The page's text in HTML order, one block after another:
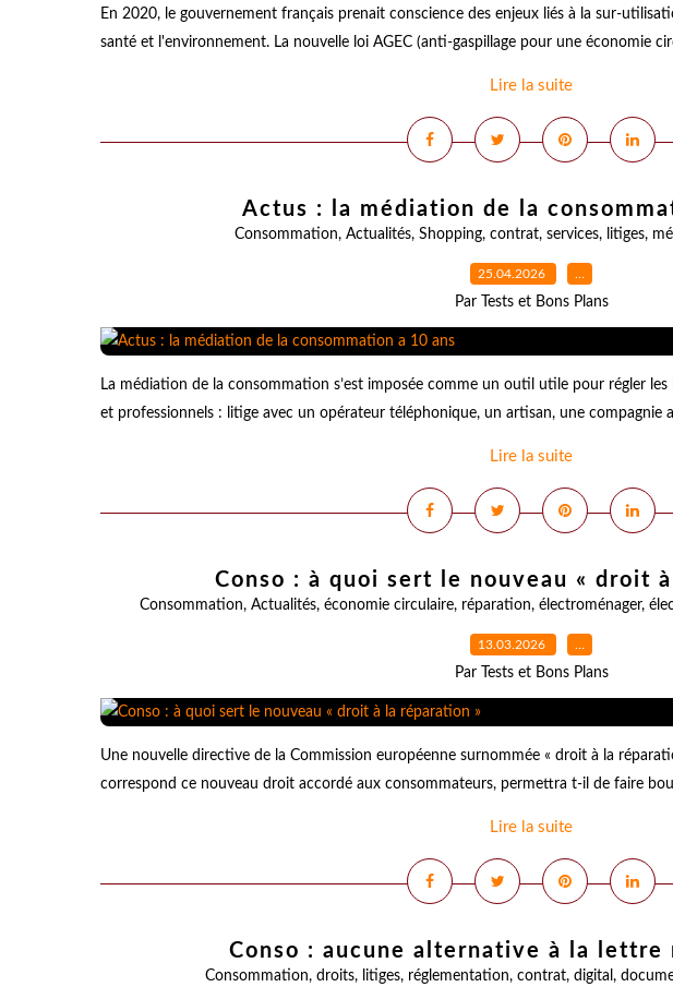
En 2020, le gouvernement français prenait conscience des enjeux liés à la sur-
santé et l'environnement. La nouvelle loi AGEC (anti-gaspillage pour une économie
Lire la suite
Actus : la médiation de la
Consommation, Actualités, Shopping, contrat, services, litiges,
25.04.2026 …
Par Tests et Bons Plans
La médiation de la consommation s’est imposée comme un outil utile pour régler
et professionnels : litige avec un opérateur téléphonique, un artisan, une compagnie
Lire la suite
Conso : à quoi sert le nouveau « droit
Consommation, Actualités, économie circulaire, réparation, électroménager,
13.03.2026 …
Par Tests et Bons Plans
Une nouvelle directive de la Commission européenne surnommée « droit à la
correspond ce nouveau droit accordé aux consommateurs, permettra t-il de faire
Lire la suite
Conso : aucune alternative à la lettre
Consommation, droits, litiges, réglementation, contrat, digital ,